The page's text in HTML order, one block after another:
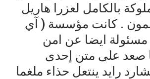
بالكامل لعزرا هاريل
. كانت مؤسسة ( آي
ايضا عن امن
صعد على متن إحدى
رايد ينتعل حذاء ملغما